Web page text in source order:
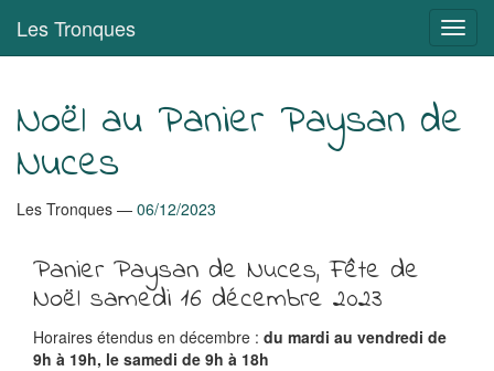
contenu
en
Les Tronques
Noël au Panier Paysan de
Nuces
Les Tronques 06/12/2023
Panier Paysan de Nuces, Fête de
Noël samedi 16 décembre 2023
Horaires étendus en décembre : du mardi au vendredi de
9h à 19h, le samedi de 9h à 18h